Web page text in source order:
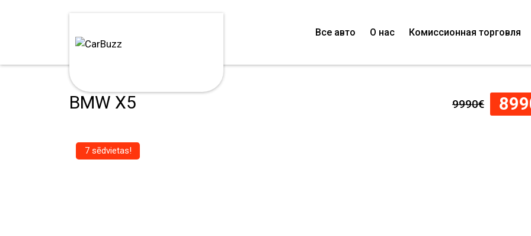
Все авто О нас Комиссионная торговля
BMW X5 9990€
7 sēdvietas!